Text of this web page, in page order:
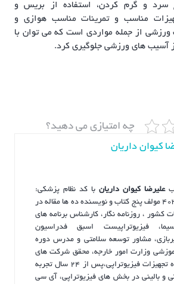
و گرم کردن، استفاده از بریس و
مناسب و تمرینات مناسب هوازی و
از جمله مواردی است که می توان با
آسیب های ورزشی جلوگیری کرد.
چه امتیازی می دهید؟
کیوان داریان
علیرضا کیوان داریان با کد نظام پزشکی:
ف-4037 مولف پنج کتاب و نویسنده ده ها مقاله در
کشور ، روزنامه نگار، کارشناس برنامه های
فیزیوتراپیست اسبق فدراسیون
مشاور توسعه سلامتی و مدرس دوره
وزارت امور خارجه، محقق شرکت های
سازنده تجهیزات فیزیوتراپی،پس از ۲۴ سال تجربه
و بالینی در بخش های فیزیوتراپی، آی سی